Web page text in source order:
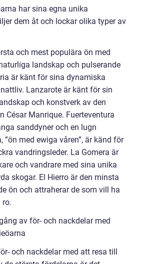
har sina egna unika
dem åt och lockar olika typer av
och mest populära ön med
landskap och pulserande
är känt för sina dynamiska
Lanzarote är känt för sin
och konstverk av den
César Manrique. Fuerteventura
sanddyner och en lugn
”ön med ewiga våren”, är känd för
vandringsleder. La Gomera är
och vandrare med sina unika
skogar. El Hierro är den minsta
ön och attraherar de som vill ha
ro.
av för- och nackdelar med
och nackdelar med att resa till